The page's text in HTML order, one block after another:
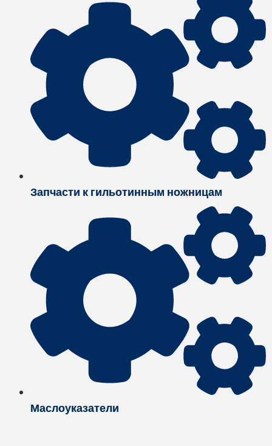
Запчасти к гильотинным ножницам
Маслоуказатели